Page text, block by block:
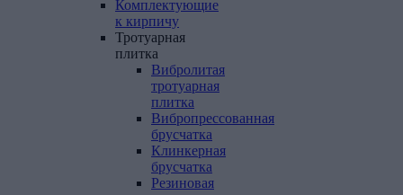
Комплектующие
к кирпичу
Тротуарная
плитка
Вибролитая
тротуарная
плитка
Вибропрессованная
брусчатка
Клинкерная
брусчатка
Резиновая